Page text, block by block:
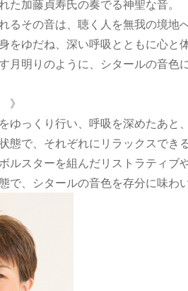
た加藤貞寿氏の奏でる神聖な音。
るその音は、聴く人を無我の境地
をゆだね、深い呼吸とともに心と
月明りのように、シタールの音色
》
ゆっくり行い、呼吸を深めたあと
態で、それぞれにリラックスでき
ルスターを組んだリストラティブ
で、シタールの音色を存分に味わい